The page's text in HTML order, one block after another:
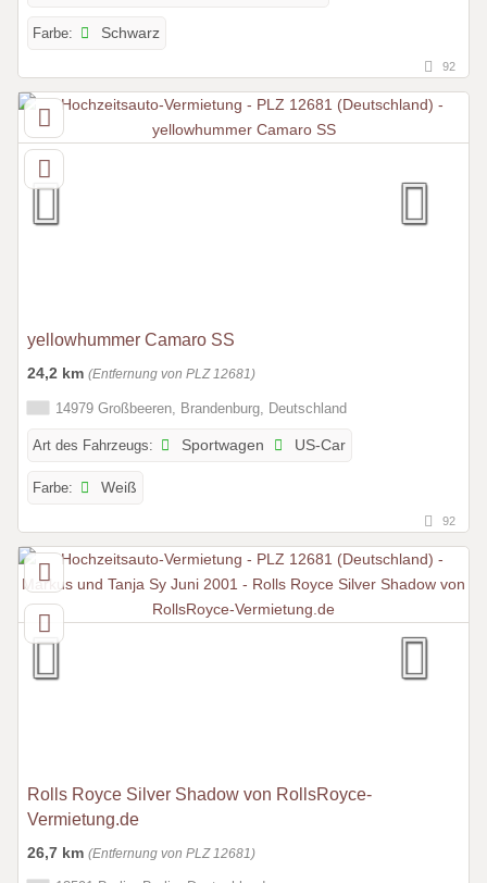
Farbe: Schwarz
92
yellowhummer Camaro SS
24,2 km (Entfernung von PLZ 12681)
14979 Großbeeren, Brandenburg, Deutschland
Art des Fahrzeugs: Sportwagen US-Car
Farbe: Weiß
92
Rolls Royce Silver Shadow von RollsRoyce-
Vermietung.de
26,7 km (Entfernung von PLZ 12681)